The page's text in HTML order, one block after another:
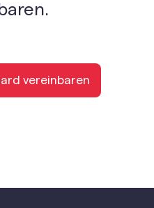
vereinbaren